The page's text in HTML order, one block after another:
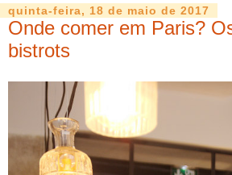
quinta-feira, 18 de maio de 2017
Onde comer em Paris?
bistrots